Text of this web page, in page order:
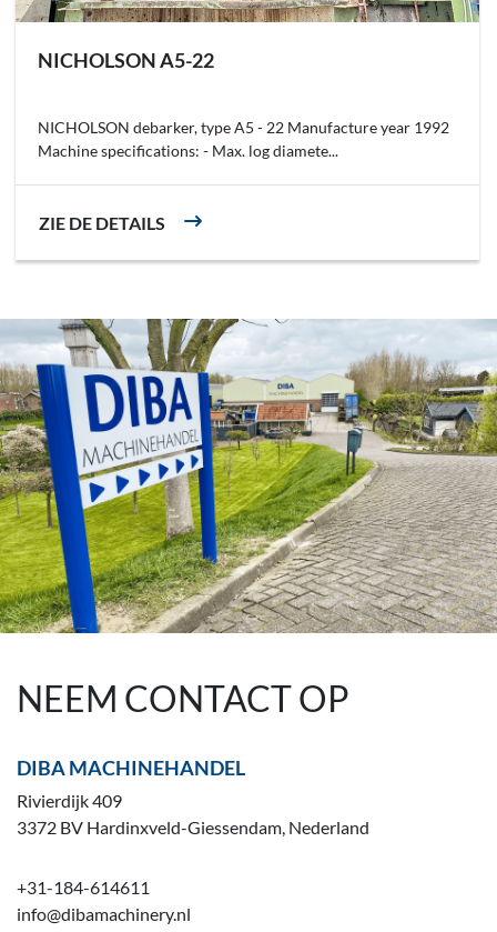
NICHOLSON A5-22
NICHOLSON debarker, type A5 - 22 Manufacture year 1992
Machine specifications: - Max. log diamete...
ZIE DE DETAILS
NEEM CONTACT OP
DIBA MACHINEHANDEL
Rivierdijk 409
3372 BV Hardinxveld-Giessendam, Nederland
+31-184-614611
info@dibamachinery.nl